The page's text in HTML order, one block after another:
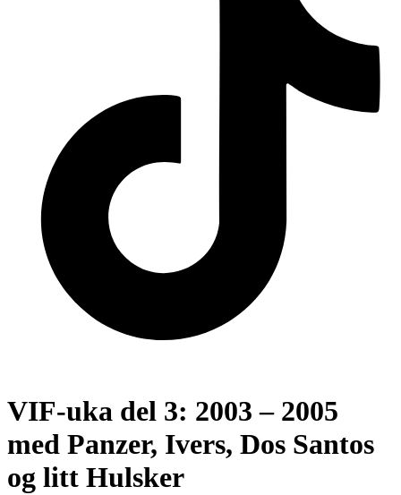
VIF-uka del 3: 2003 – 2005
med Panzer, Ivers, Dos Santos
og litt Hulsker